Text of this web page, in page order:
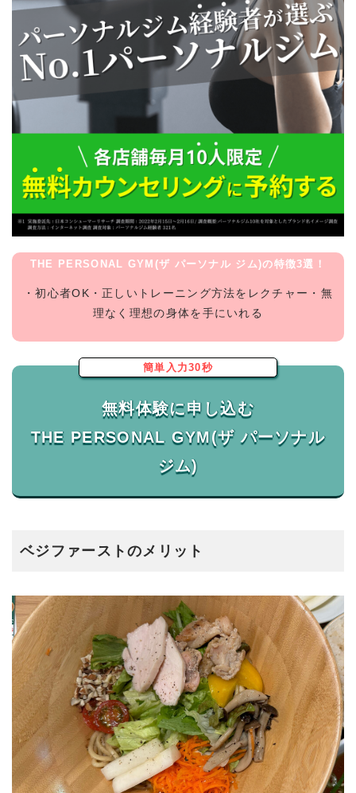
THE PERSONAL GYM(ザ パーソナル ジム)の特徴3選！
・初心者OK・正しいトレーニング方法をレクチャー・無
理なく理想の身体を手にいれる
簡単入力30秒
無料体験に申し込む
THE PERSONAL GYM(ザ パーソナル
ベジファーストのメリット